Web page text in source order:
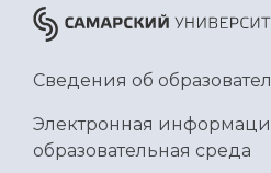
Сведения об
Электронная
образовательная среда